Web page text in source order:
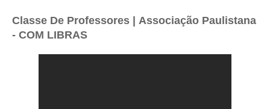
Classe De Professores | Associação Paulistana
- COM LIBRAS